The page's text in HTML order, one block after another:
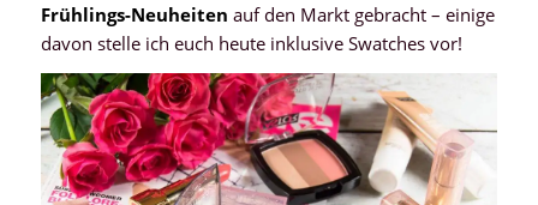
Frühlings-Neuheiten auf den Markt gebracht – einige
davon stelle ich euch heute inklusive Swatches vor!